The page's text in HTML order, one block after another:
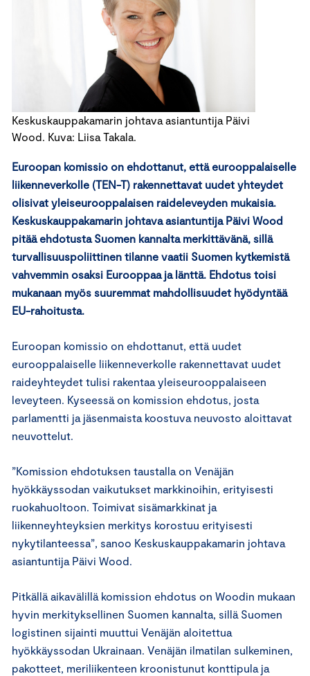
Keskuskauppakamarin johtava asiantuntija Päivi
Wood. Kuva: Liisa Takala.
Euroopan komissio on ehdottanut, että eurooppalaiselle
liikenneverkolle (TEN-T) rakennettavat uudet yhteydet
olisivat yleiseurooppalaisen raideleveyden mukaisia.
Keskuskauppakamarin johtava asiantuntija Päivi Wood
pitää ehdotusta Suomen kannalta merkittävänä, sillä
turvallisuuspoliittinen tilanne vaatii Suomen kytkemistä
vahvemmin osaksi Eurooppaa ja länttä. Ehdotus toisi
mukanaan myös suuremmat mahdollisuudet hyödyntää
EU-rahoitusta.
Euroopan komissio on ehdottanut, että uudet
eurooppalaiselle liikenneverkolle rakennettavat uudet
raideyhteydet tulisi rakentaa yleiseurooppalaiseen
leveyteen. Kyseessä on komission ehdotus, josta
parlamentti ja jäsenmaista koostuva neuvosto aloittavat
neuvottelut.
”Komission ehdotuksen taustalla on Venäjän
hyökkäyssodan vaikutukset markkinoihin, erityisesti
ruokahuoltoon. Toimivat sisämarkkinat ja
liikenneyhteyksien merkitys korostuu erityisesti
nykytilanteessa”, sanoo Keskuskauppakamarin johtava
asiantuntija Päivi Wood.
Pitkällä aikavälillä komission ehdotus on Woodin mukaan
hyvin merkityksellinen Suomen kannalta, sillä Suomen
logistinen sijainti muuttui Venäjän aloitettua
hyökkäyssodan Ukrainaan. Venäjän ilmatilan sulkeminen,
pakotteet, meriliikenteen kroonistunut konttipula ja